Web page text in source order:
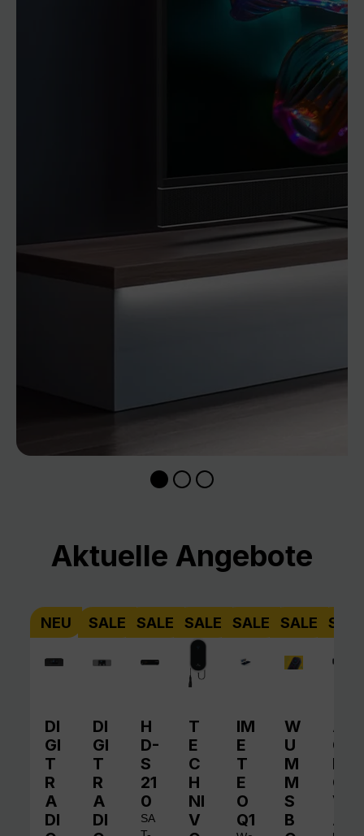
Produktgalerie überspringen
Aktuelle Angebote
NEU
DI
GI
T
R
A
DI
SALE
DI
GI
T
R
A
DI
SALE
H
D-
S
21
0
SA
SALE
T
E
C
H
NI
V
SALE
IM
E
T
E
O
Q1
SALE
W
U
M
M
S
B
A
QI
N
O
V
A